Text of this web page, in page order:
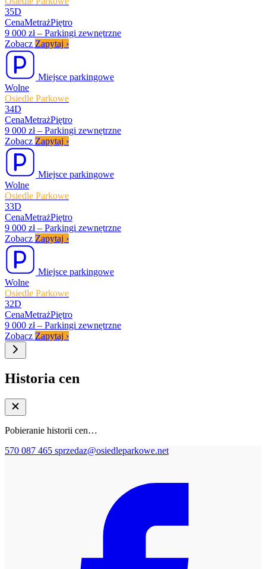
35D
CenaMetrażPiętro
9 000 zł – Parkingi zewnętrzne
Zobacz Zapytaj ›
Miejsce parkingowe
Wolne
Osiedle Parkowe
34D
CenaMetrażPiętro
9 000 zł – Parkingi zewnętrzne
Zobacz Zapytaj ›
Miejsce parkingowe
Wolne
Osiedle Parkowe
33D
CenaMetrażPiętro
9 000 zł – Parkingi zewnętrzne
Zobacz Zapytaj ›
Miejsce parkingowe
Wolne
Osiedle Parkowe
32D
CenaMetrażPiętro
9 000 zł – Parkingi zewnętrzne
Zobacz Zapytaj ›
Historia cen
Pobieranie historii cen…
570 087 465 sprzedaz@osiedleparkowe.net